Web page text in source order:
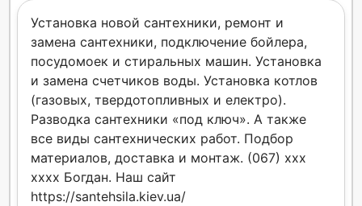
Установка новой сантехники, ремонт и
замена сантехники, подключение бойлера,
посудомоек и стиральных машин. Установка
и замена счетчиков воды. Установка котлов
(газовых, твердотопливных и електро).
Разводка сантехники «под ключ». А также
все виды сантехнических работ. Подбор
материалов, доставка и монтаж. (067) xxx
xxxx Богдан. Наш сайт
https://santehsila.kiev.ua/